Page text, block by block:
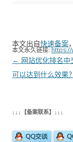
本文出自快速备案
本文永久链接:https://
文
章
← 网站优化排名
可以达到什么效果？
↓↓↓【备案联系】↓↓↓